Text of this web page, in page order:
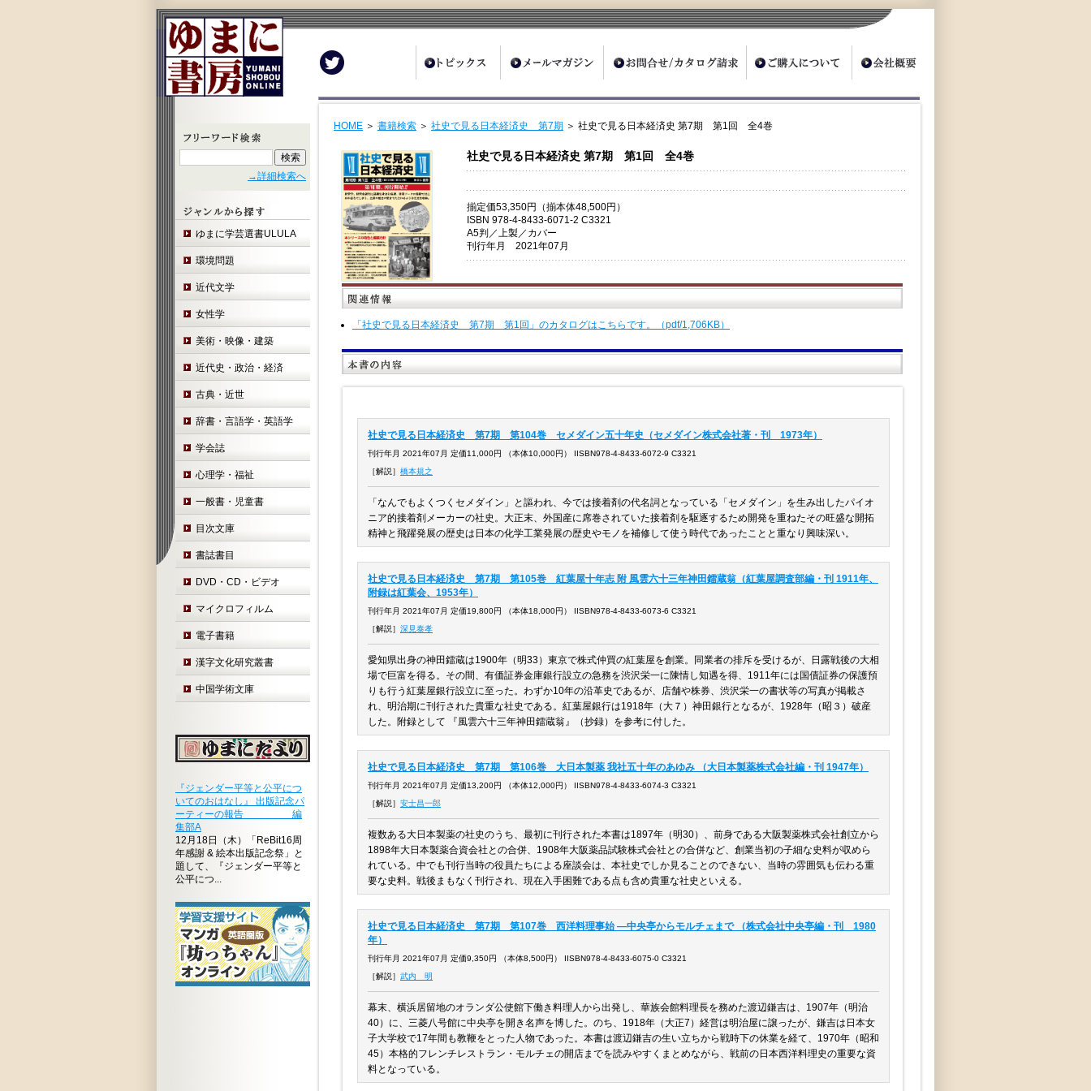
→詳細検索へ
ゆまに学芸選書ULULA
環境問題
近代文学
女性学
美術・映像・建築
近代史・政治・経済
古典・近世
辞書・言語学・英語学
学会誌
心理学・福祉
一般書・児童書
目次文庫
書誌書目
DVD・CD・ビデオ
マイクロフィルム
電子書籍
漢字文化研究叢書
中国学術文庫
『ジェンダー平等と公平につ
いてのおはなし』 出版記念パ
ーティーの報告 編
集部A
12月18日（木）「ReBit16周
年感謝 & 絵本出版記念祭」と
題して、『ジェンダー平等と
公平につ...
HOME ＞ 書籍検索 ＞ 社史で見る日本経済史 第7期 ＞ 社史で見る日本経済史 第7期 第1回 全4巻
社史で見る日本経済史 第7期 第1回 全4巻
揃定価53,350円（揃本体48,500円）
ISBN 978-4-8433-6071-2 C3321
A5判／上製／カバー
刊行年月 2021年07月
「社史で見る日本経済史 第7期 第1回」のカタログはこちらです。（pdf/1,706KB）
社史で見る日本経済史 第7期 第104巻 セメダイン五十年史（セメダイン株式会社著・刊 1973年）
刊行年月 2021年07月 定価11,000円 （本体10,000円） IISBN978-4-8433-6072-9 C3321
［解説］ 橋本規之
「なんでもよくつくセメダイン」と謳われ、今では接着剤の代名詞となっている「セメダイン」を生み出したパイオ
ニア的接着剤メーカーの社史。大正末、外国産に席巻されていた接着剤を駆逐するため開発を重ねたその旺盛な開拓
精神と飛躍発展の歴史は日本の化学工業発展の歴史やモノを補修して使う時代であったことと重なり興味深い。
社史で見る日本経済史 第7期 第105巻 紅葉屋十年志 附 風雲六十三年神田鐳蔵翁（紅葉屋調査部編・刊 1911年、
附録は紅葉会、1953年）
刊行年月 2021年07月 定価19,800円 （本体18,000円） IISBN978-4-8433-6073-6 C3321
［解説］ 深見泰孝
愛知県出身の神田鐳蔵は1900年（明33）東京で株式仲買の紅葉屋を創業。同業者の排斥を受けるが、日露戦後の大相
場で巨富を得る。その間、有価証券金庫銀行設立の急務を渋沢栄一に陳情し知遇を得、1911年には国債証券の保護預
りも行う紅葉屋銀行設立に至った。わずか10年の沿革史であるが、店舗や株券、渋沢栄一の書状等の写真が掲載さ
れ、明治期に刊行された貴重な社史である。紅葉屋銀行は1918年（大７）神田銀行となるが、1928年（昭３）破産
した。附録として 『風雲六十三年神田鐳蔵翁』（抄録）を参考に付した。
社史で見る日本経済史 第7期 第106巻 大日本製薬 我社五十年のあゆみ （大日本製薬株式会社編・刊 1947年）
刊行年月 2021年07月 定価13,200円 （本体12,000円） IISBN978-4-8433-6074-3 C3321
［解説］ 安士昌一郎
複数ある大日本製薬の社史のうち、最初に刊行された本書は1897年（明30）、前身である大阪製薬株式会社創立から
1898年大日本製薬合資会社との合併、1908年大阪薬品試験株式会社との合併など、創業当初の子細な史料が収めら
れている。中でも刊行当時の役員たちによる座談会は、本社史でしか見ることのできない、当時の雰囲気も伝わる重
要な史料。戦後まもなく刊行され、現在入手困難である点も含め貴重な社史といえる。
社史で見る日本経済史 第7期 第107巻 西洋料理事始 —中央亭からモルチェまで （株式会社中央亭編・刊 1980
年）
刊行年月 2021年07月 定価9,350円 （本体8,500円） IISBN978-4-8433-6075-0 C3321
［解説］ 武内 明
幕末、横浜居留地のオランダ公使館下働き料理人から出発し、華族会館料理長を務めた渡辺鎌吉は、1907年（明治
40）に、三菱八号館に中央亭を開き名声を博した。のち、1918年（大正7）経営は明治屋に譲ったが、鎌吉は日本女
子大学校で17年間も教鞭をとった人物であった。本書は渡辺鎌吉の生い立ちから戦時下の休業を経て、1970年（昭和
45）本格的フレンチレストラン・モルチェの開店までを読みやすくまとめながら、戦前の日本西洋料理史の重要な資
料となっている。